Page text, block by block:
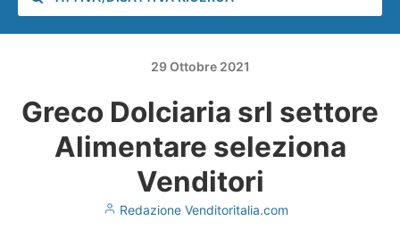
Categoria
29Ottobre 2021
Greco Dolciaria srl settore
Alimentare seleziona
Venditori
Redazione Venditoritalia.com